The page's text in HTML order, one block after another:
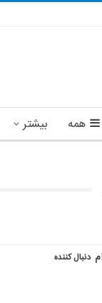
همه بیشتر
دنبال کننده